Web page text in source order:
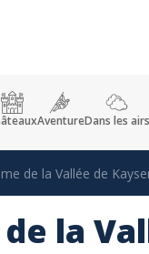
AventureDans les airs
de la Vallée de
la